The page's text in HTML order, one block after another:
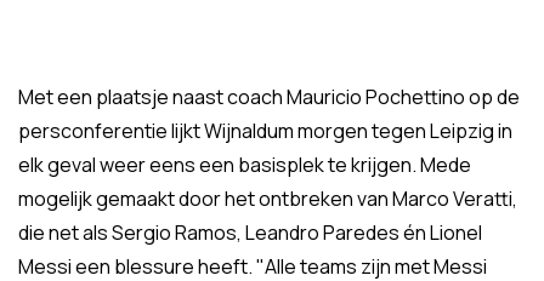
Met een plaatsje naast coach Mauricio Pochettino op de
persconferentie lijkt Wijnaldum morgen tegen Leipzig in
elk geval weer eens een basisplek te krijgen. Mede
mogelijk gemaakt door het ontbreken van Marco Veratti,
die net als Sergio Ramos, Leandro Paredes én Lionel
Messi een blessure heeft. "Alle teams zijn met Messi